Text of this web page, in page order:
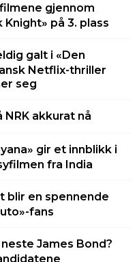
gjennom
på 3. plass
galt i «Den
Netflix-thriller
seg
akkurat nå
gir et innblikk i
fra India
blir en spennende
fans
James Bond?